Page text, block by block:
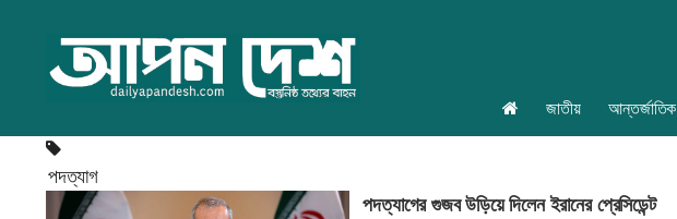
জাতীয় আন্তর্জাতিক
পদত্যাগ
পদত্যাগের গুজব উড়িয়ে দিলেন ইরানের প্রেসিডেন্ট